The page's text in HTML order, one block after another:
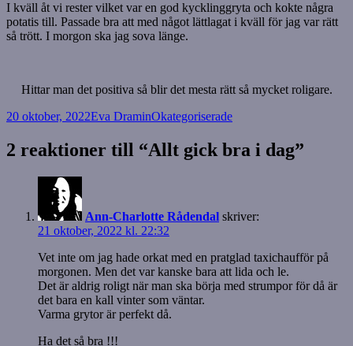
I kväll åt vi rester vilket var en god kycklinggryta och kokte några
potatis till. Passade bra att med något lättlagat i kväll för jag var rätt
så trött. I morgon ska jag sova länge.
Hittar man det positiva så blir det mesta rätt så mycket roligare.
Postat
20 oktober, 2022Författare
Eva DraminKategorier
Okategoriserade
2 reaktioner till “Allt gick bra i dag”
Ann-Charlotte Rådendal skriver:
21 oktober, 2022 kl. 22:32
Vet inte om jag hade orkat med en pratglad taxichaufför på
morgonen. Men det var kanske bara att lida och le.
Det är aldrig roligt när man ska börja med strumpor för då är
det bara en kall vinter som väntar.
Varma grytor är perfekt då.
Ha det så bra !!!